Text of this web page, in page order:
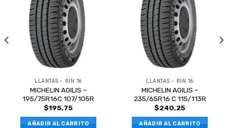
LLANTAS - RIN 16
MICHELIN AGILIS –
195/75R16C 107/105R
$195,75
AÑADIR AL CARRITO
LLANTAS - RIN 16
MICHELIN AGILIS –
235/65R16 C 115/113R
$240,25
AÑADIR AL CARRITO